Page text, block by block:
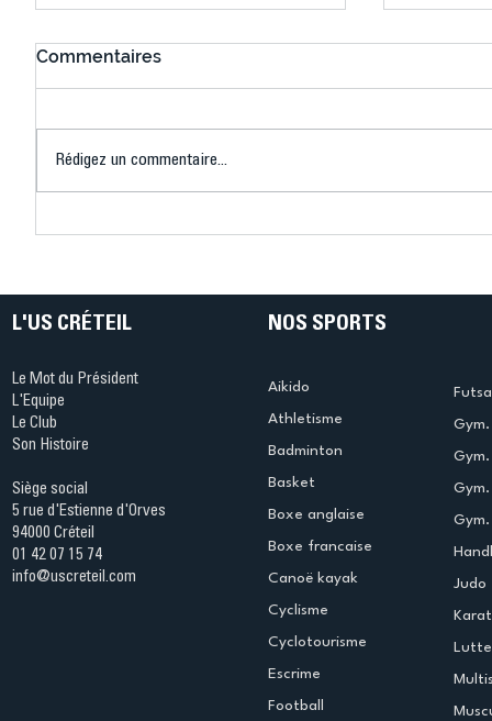
Commentaires
Rédigez un commentaire...
L'US CRÉTEIL
Le Mot du Président
L'Equipe
Le Club
Son Histoire
Siège social
5 rue d'Estienne d'Orves
94000 Créteil
01 42 07 15 74
info@uscreteil.com
NOS SPORTS
Aikido
Athletisme
Badminton
Basket
Boxe anglaise
Boxe francaise
Canoë kayak
Cyclisme
Cyclotourisme
Escrime
Football
Judo
Lutte